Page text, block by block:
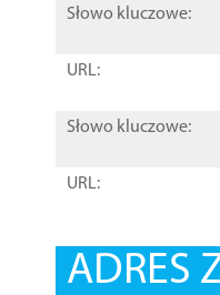
Słowo kluczowe:
URL:
Słowo kluczowe:
URL:
ADRES